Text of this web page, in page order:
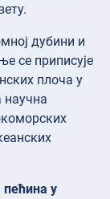
дубини и
се приписује
плоча у
научна
у